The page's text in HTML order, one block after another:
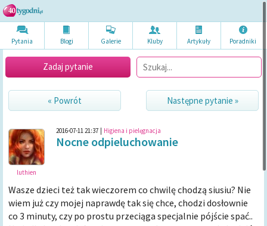
Pytania Blogi Galerie Kluby Artykuły Poradniki
Zadaj pytanie
« Powrót Następne pytanie »
luthien
2016-07-11 21:37 Higiena i pielęgnacja
Nocne odpieluchowanie
Wasze dzieci też tak wieczorem co chwilę chodzą siusiu? Nie
wiem już czy mojej naprawdę tak się chce, chodzi dosłownie
co 3 minuty, czy po prostu przeciąga specjalnie pójście spać..